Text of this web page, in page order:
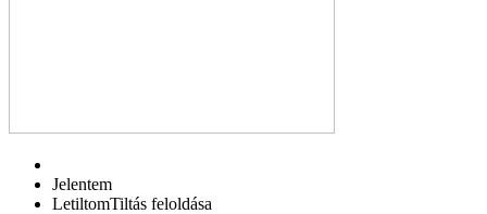
Jelentem
LetiltomTiltás feloldása